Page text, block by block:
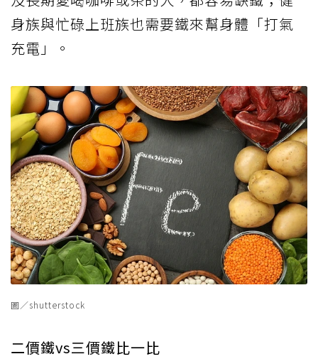
身族與忙碌上班族也需要鐵來幫身體「打氣
充電」。
圖／shutterstock
二價鐵vs三價鐵比一比